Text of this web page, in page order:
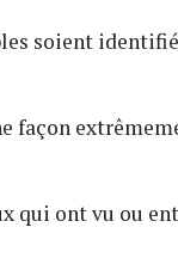
soient
façon
qui ont vu ou